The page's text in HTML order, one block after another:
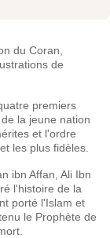
du Coran,
de
premiers
la jeune nation
et l'ordre
les plus fidèles.
ibn Affan, Ali Ibn
l'histoire de la
porté l'Islam et
le Prophète de